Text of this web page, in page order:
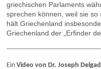
griechischen Parlaments
sprechen können, weil sie
hält Griechenland
Griechenland der „Erfinder
Ein Video von Dr. Joseph